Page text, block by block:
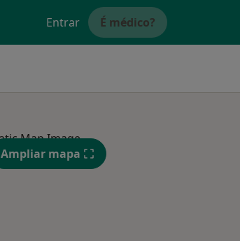
Entrar É médico?
Sex, Sáb,
15 Ago
Ampliar mapa